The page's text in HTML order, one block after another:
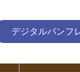
デジタルパンフ